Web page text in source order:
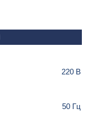
220 В
50 Гц